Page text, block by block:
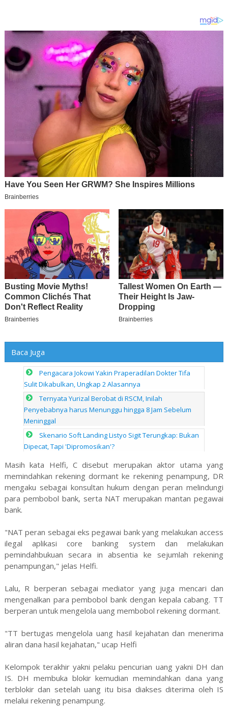
Baca Juga
Pengacara Jokowi Yakin Praperadilan Dokter Tifa
Sulit Dikabulkan, Ungkap 2 Alasannya
Ternyata Yurizal Berobat di RSCM, Inilah
Penyebabnya harus Menunggu hingga 8 Jam Sebelum
Meninggal
Skenario Soft Landing Listyo Sigit Terungkap: Bukan
Dipecat, Tapi 'Dipromosikan'?
Masih kata Helfi, C disebut merupakan aktor utama yang
memindahkan rekening dormant ke rekening penampung, DR
mengaku sebagai konsultan hukum dengan peran melindungi
para pembobol bank, serta NAT merupakan mantan pegawai
bank.
"NAT peran sebagai eks pegawai bank yang melakukan access
ilegal aplikasi core banking system dan melakukan
pemindahbukuan secara in absentia ke sejumlah rekening
penampungan," jelas Helfi.
Lalu, R berperan sebagai mediator yang juga mencari dan
mengenalkan para pembobol bank dengan kepala cabang. TT
berperan untuk mengelola uang membobol rekening dormant.
"TT bertugas mengelola uang hasil kejahatan dan menerima
aliran dana hasil kejahatan," ucap Helfi
Kelompok terakhir yakni pelaku pencurian uang yakni DH dan
IS. DH membuka blokir kemudian memindahkan dana yang
terblokir dan setelah uang itu bisa diakses diterima oleh IS
melalui rekening penampung.